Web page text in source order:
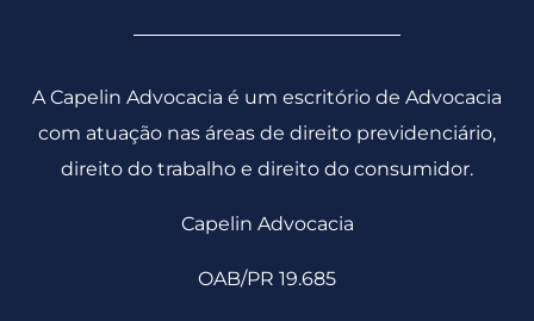
A Capelin Advocacia é um escritório de Advocacia
com atuação nas áreas de direito previdenciário,
direito do trabalho e direito do consumidor.
Capelin Advocacia
OAB/PR 19.685